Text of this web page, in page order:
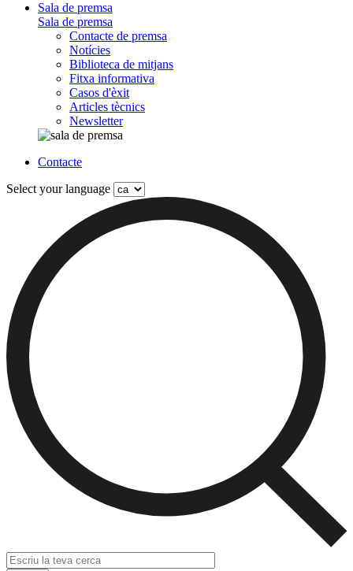
Sala de premsa
Sala de premsa
Contacte de premsa
Notícies
Biblioteca de mitjans
Fitxa informativa
Casos d'èxit
Articles tècnics
Newsletter
Contacte
Select your language